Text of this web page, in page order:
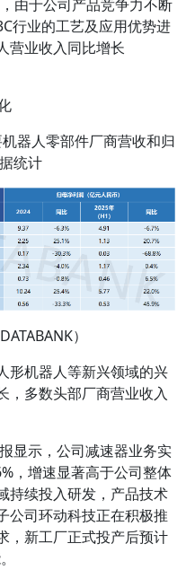
由于公司产品竞争力不断
行业的工艺及应用优势进
营业收入同比增长
器人零部件厂商营收和归
统计
）
形机器人等新兴领域的兴
，多数头部厂商营业收入
显示，公司减速器业务实
，增速显著高于公司整体
持续投入研发，产品技术
公司环动科技正在积极推
，新工厂正式投产后预计